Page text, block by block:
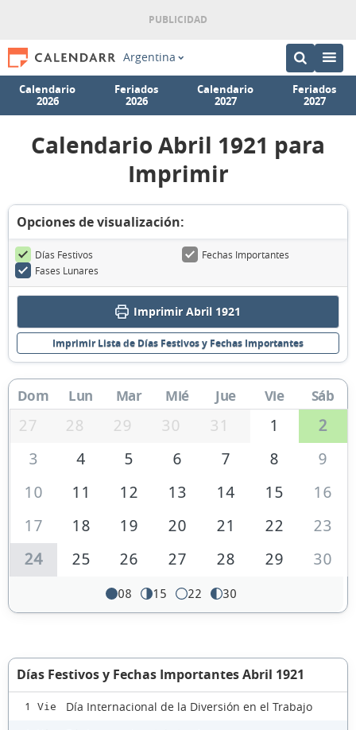
Argentina
Calendario
2026
Feriados
2026
Calendario
2027
Feriados
2027
Calendario Abril 1921 para
Imprimir
Opciones de visualización:
Días Festivos
Fechas Importantes
Fases Lunares
Imprimir Abril 1921
Imprimir Lista de Días Festivos y Fechas Importantes
Dom Lun Mar Mié Jue Vie Sáb
27 28 29 30 31 1
2
3
4 5 6 7 8
9
10
11 12 13 14 15
16
17
18 19 20 21 22
23
24
25 26 27 28 29 30
08 15 22 30
Días Festivos y Fechas Importantes Abril 1921
1 Vie Día Internacional de la Diversión en el Trabajo